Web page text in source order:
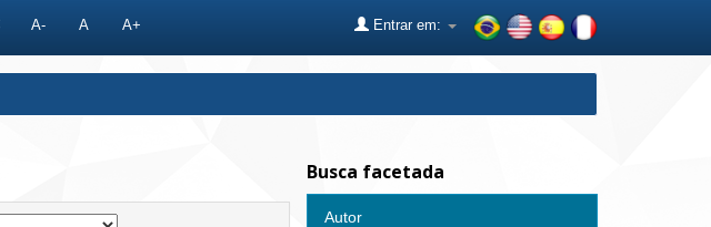
A- A A+ Entrar em:
Busca facetada
Autor